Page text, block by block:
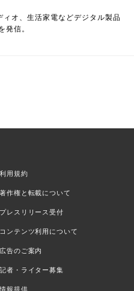
オ、生活家電などデジタル製品
発信。
利用規約
著作権と転載について
プレスリリース受付
コンテンツ利用について
広告のご案内
記者・ライター募集